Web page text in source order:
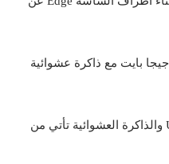
يأتي الهاتف بذاكرة صلبة بسعة 128 جيجا بايت مع ذاكرة عشوائية
الذاكرة الصلبة تأتي من نوع UFS 3.0 والذاكرة العشوائية تأتي من